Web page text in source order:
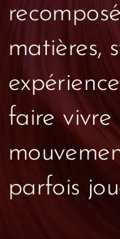
matières,
faire vivre
parfois